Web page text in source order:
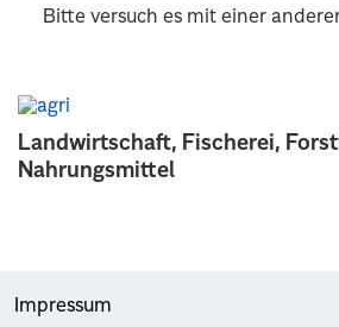
Landwirtschaft, Fischerei,
Nahrungsmittel
Bitte versuch es mit einer
Impressum